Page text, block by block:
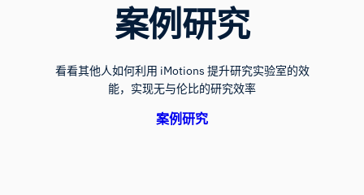
案例研究
看看其他人如何利用 iMotions 提升研究实验室的效
能，实现无与伦比的研究效率
案例研究